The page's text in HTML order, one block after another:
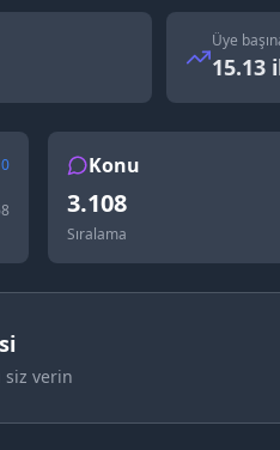
Üye
15.13
0 Konu
3.108
Sıralama
siz verin